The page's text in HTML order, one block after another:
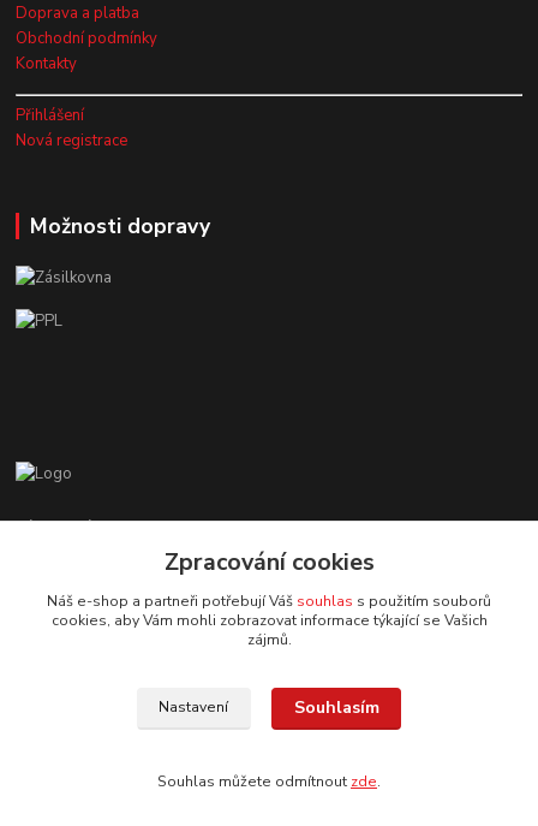
Doprava a platba
Obchodní podmínky
Kontakty
Přihlášení
Nová registrace
Možnosti dopravy
Zákaznická podpora EshopMB.cz
+420 606 622 002
eshopmb@seznam.cz
© Copyright 2024 Martha Black
Zpracování cookies
Náš e-shop a partneři potřebují Váš souhlas s použitím souborů
cookies, aby Vám mohli zobrazovat informace týkající se Vašich
zájmů.
Nastavení Souhlasím
Souhlas můžete odmítnout zde.